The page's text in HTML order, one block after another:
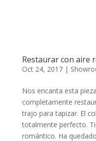
Restaurar con aire
Oct 24, 2017|
Nos encanta esta
completamente
trajo para tapizar. El
totalmente perfecto.
romántico. Ha